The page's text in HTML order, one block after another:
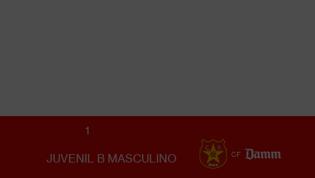
1
JUVENIL B MASCULINO